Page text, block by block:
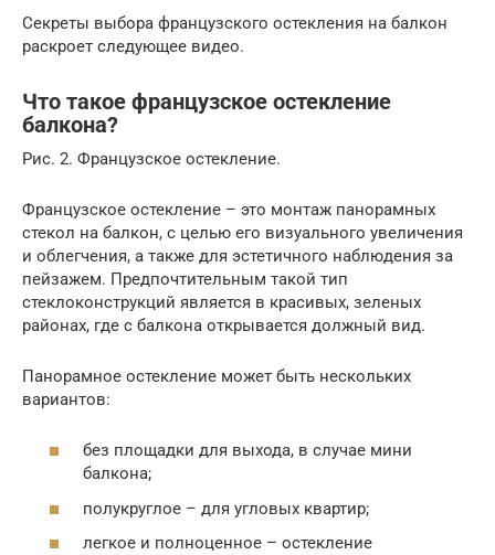
Секреты выбора французского остекления на балкон
раскроет следующее видео.
Что такое французское остекление
балкона?
Рис. 2. Французское остекление.
Французское остекление – это монтаж панорамных
стекол на балкон, с целью его визуального увеличения
и облегчения, а также для эстетичного наблюдения за
пейзажем. Предпочтительным такой тип
стеклоконструкций является в красивых, зеленых
районах, где с балкона открывается должный вид.
Панорамное остекление может быть нескольких
вариантов:
без площадки для выхода, в случае мини
балкона;
полукруглое – для угловых квартир;
легкое и полноценное – остекление